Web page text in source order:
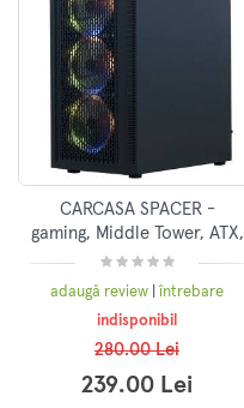
CARCASA SPACER -
gaming, Middle Tower, ATX,
"SHIELD", fara sursa, sticla
securizata, 4 x fan, USB
2.0 x 1, USB 3.0 x 2, HUB,
telecomanda, "SP-GC-
SHIELD"
adaugă review |întrebare
indisponibil
280.00 Lei
239.00 Lei